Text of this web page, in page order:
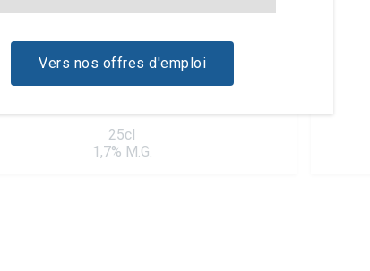
Vers nos offres d'emploi
25cl
1,7% M.G.